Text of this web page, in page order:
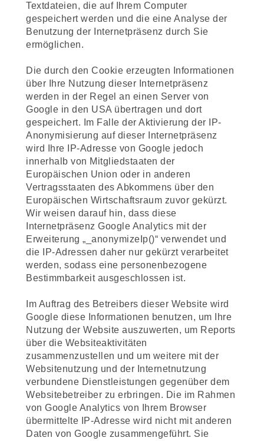
Textdateien, die auf Ihrem Computer
gespeichert werden und die eine Analyse der
Benutzung der Internetpräsenz durch Sie
ermöglichen.
Die durch den Cookie erzeugten Informationen
über Ihre Nutzung dieser Internetpräsenz
werden in der Regel an einen Server von
Google in den USA übertragen und dort
gespeichert. Im Falle der Aktivierung der IP-
Anonymisierung auf dieser Internetpräsenz
wird Ihre IP-Adresse von Google jedoch
innerhalb von Mitgliedstaaten der
Europäischen Union oder in anderen
Vertragsstaaten des Abkommens über den
Europäischen Wirtschaftsraum zuvor gekürzt.
Wir weisen darauf hin, dass diese
Internetpräsenz Google Analytics mit der
Erweiterung „_anonymizeIp()“ verwendet und
die IP-Adressen daher nur gekürzt verarbeitet
werden, sodass eine personenbezogene
Bestimmbarkeit ausgeschlossen ist.
Im Auftrag des Betreibers dieser Website wird
Google diese Informationen benutzen, um Ihre
Nutzung der Website auszuwerten, um Reports
über die Websiteaktivitäten
zusammenzustellen und um weitere mit der
Websitenutzung und der Internetnutzung
verbundene Dienstleistungen gegenüber dem
Websitebetreiber zu erbringen. Die im Rahmen
von Google Analytics von Ihrem Browser
übermittelte IP-Adresse wird nicht mit anderen
Daten von Google zusammengeführt. Sie